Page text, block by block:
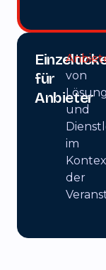
für
Anbieter
von
und
im
der